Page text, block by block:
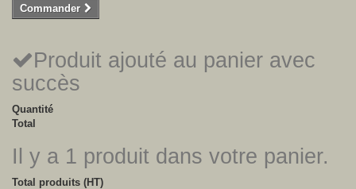
Commander
Produit ajouté au panier avec
succès
Quantité
Total
Il y a 1 produit dans votre panier.
Total produits (HT)